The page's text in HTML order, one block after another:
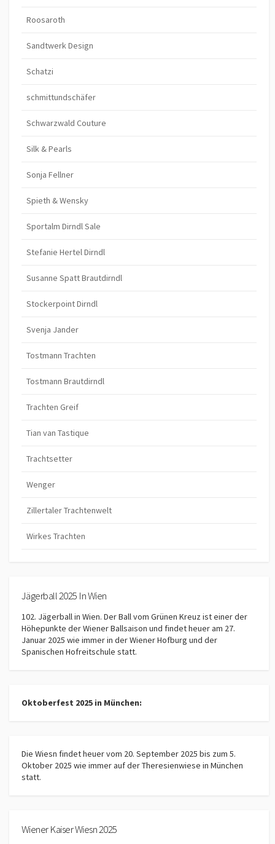
Roosaroth
Sandtwerk Design
Schatzi
schmittundschäfer
Schwarzwald Couture
Silk & Pearls
Sonja Fellner
Spieth & Wensky
Sportalm Dirndl Sale
Stefanie Hertel Dirndl
Susanne Spatt Brautdirndl
Stockerpoint Dirndl
Svenja Jander
Tostmann Trachten
Tostmann Brautdirndl
Trachten Greif
Tian van Tastique
Trachtsetter
Wenger
Zillertaler Trachtenwelt
Wirkes Trachten
Jägerball 2025 In Wien
102. Jägerball in Wien. Der Ball vom Grünen Kreuz ist einer der
Höhepunkte der Wiener Ballsaison und findet heuer am 27.
Januar 2025 wie immer in der Wiener Hofburg und der
Spanischen Hofreitschule statt.
Oktoberfest 2025 in München:
Die Wiesn findet heuer vom 20. September 2025 bis zum 5.
Oktober 2025 wie immer auf der Theresienwiese in München
statt.
Wiener Kaiser Wiesn 2025